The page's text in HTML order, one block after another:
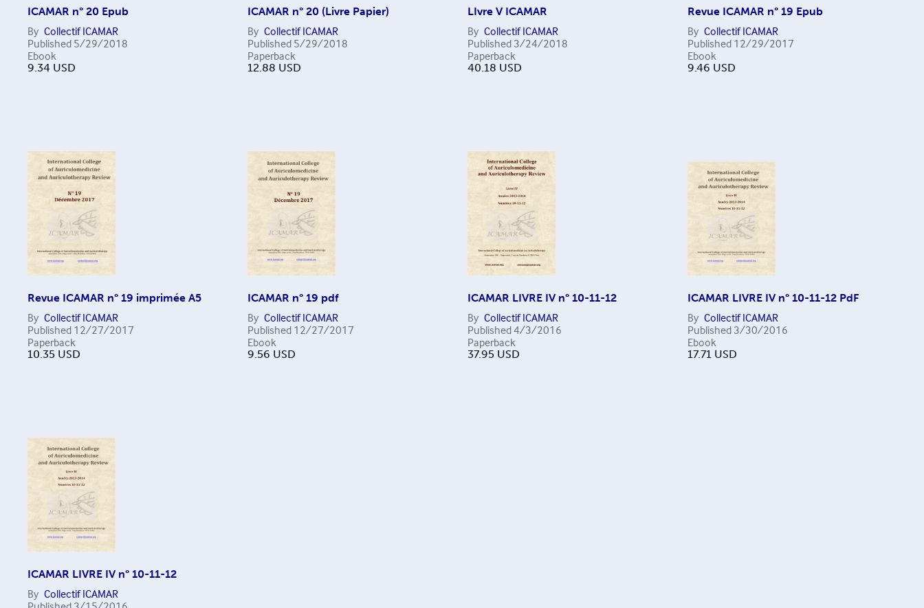
ICAMAR n° 20 Epub
By Collectif ICAMAR
Published 5/29/2018
Ebook
9.34 USD
ICAMAR n° 20 (Livre Papier)
By Collectif ICAMAR
Published 5/29/2018
Paperback
12.88 USD
LIvre V ICAMAR
By Collectif ICAMAR
Published 3/24/2018
Paperback
40.18 USD
Revue ICAMAR n° 19 Epub
By Collectif ICAMAR
Published 12/29/2017
Ebook
9.46 USD
Revue ICAMAR n° 19 imprimée A5
By Collectif ICAMAR
Published 12/27/2017
Paperback
10.35 USD
ICAMAR n° 19 pdf
By Collectif ICAMAR
Published 12/27/2017
Ebook
9.56 USD
ICAMAR LIVRE IV n° 10-11-12
By Collectif ICAMAR
Published4/3/2016
Paperback
37.95 USD
ICAMAR LIVRE IV n° 10-11-12 PdF
By Collectif ICAMAR
Published 3/30/2016
Ebook
17.71 USD
ICAMAR LIVRE IV n° 10-11-12
By Collectif ICAMAR